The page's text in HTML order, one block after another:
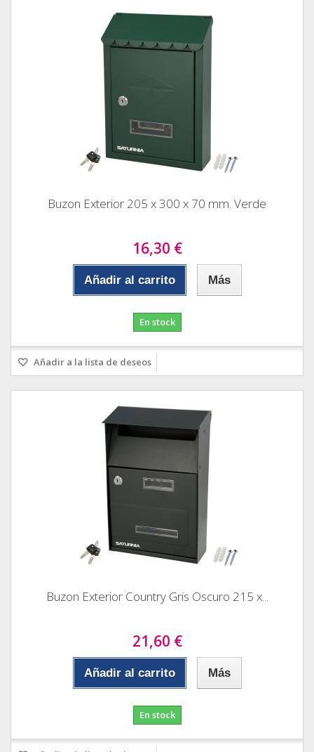
Buzon Exterior 205 x 300 x 70 mm. Verde
16,30 €
Añadir al carrito Más
En stock
Añadir a la lista de deseos
Buzon Exterior Country Gris Oscuro 215 x...
21,60 €
Añadir al carrito Más
En stock